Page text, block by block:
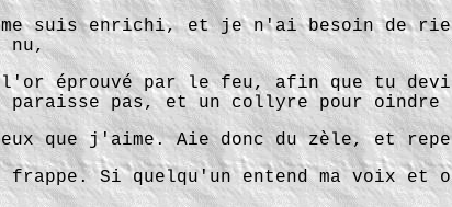
suis enrichi, et je n'ai besoin de
nu,
éprouvé par le feu, afin que tu
pas, et un collyre pour
que j'aime. Aie donc du zèle, et
Si quelqu'un entend ma voix